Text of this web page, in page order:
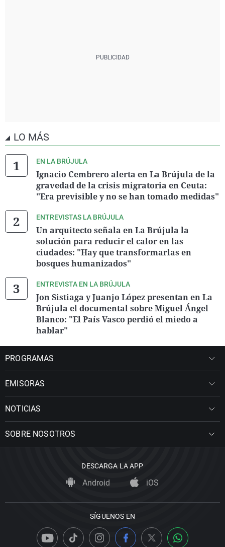
LO MÁS
EN LA BRÚJULA
Ignacio Cembrero alerta en La Brújula de la
gravedad de la crisis migratoria en Ceuta:
"Era previsible y no se han tomado medidas"
ENTREVISTAS LA BRÚJULA
Un arquitecto señala en La Brújula la
solución para reducir el calor en las
ciudades: "Hay que transformarlas en
bosques humanizados"
ENTREVISTA EN LA BRÚJULA
Jon Sistiaga y Juanjo López presentan en La
Brújula el documental sobre Miguel Ángel
Blanco: "El País Vasco perdió el miedo a
hablar"
PROGRAMAS
EMISORAS
NOTICIAS
SOBRE NOSOTROS
DESCARGA LA APP
Android iOS
SÍGUENOS EN